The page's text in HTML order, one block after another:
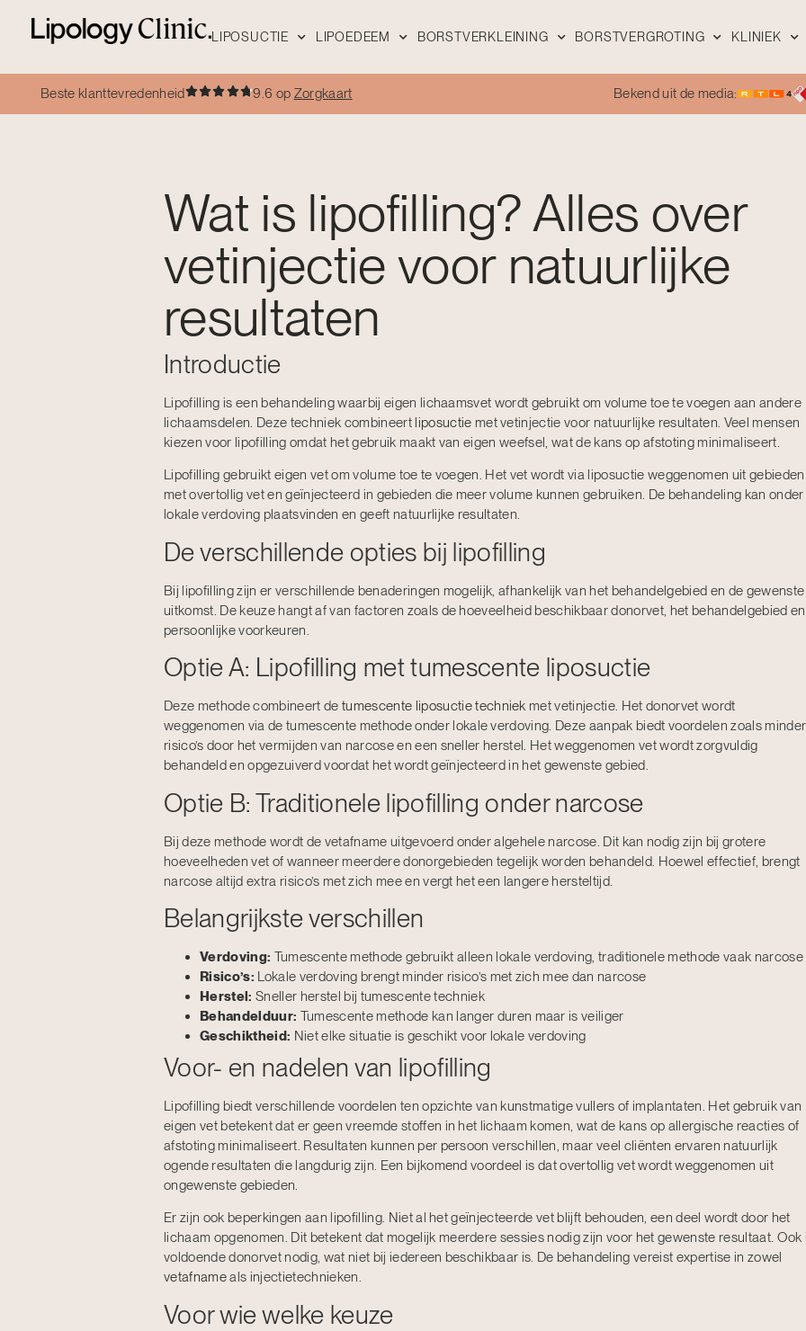
LIPOSUCTIE LIPOEDEEM BORSTVERKLEINING BORSTVERGROTING KLINIEK
Beste klanttevredenheid 9.6 op Zorgkaart Bekend uit de media:
Wat is lipofilling? Alles over
vetinjectie voor natuurlijke
resultaten
Introductie
Lipofilling is een behandeling waarbij eigen lichaamsvet wordt gebruikt om volume toe te voegen aan andere
lichaamsdelen. Deze techniek combineert liposuctie met vetinjectie voor natuurlijke resultaten. Veel mensen
kiezen voor lipofilling omdat het gebruik maakt van eigen weefsel, wat de kans op afstoting minimaliseert.
Lipofilling gebruikt eigen vet om volume toe te voegen. Het vet wordt via liposuctie weggenomen uit gebieden
met overtollig vet en geïnjecteerd in gebieden die meer volume kunnen gebruiken. De behandeling kan onder
lokale verdoving plaatsvinden en geeft natuurlijke resultaten.
De verschillende opties bij lipofilling
Bij lipofilling zijn er verschillende benaderingen mogelijk, afhankelijk van het behandelgebied en de gewenste
uitkomst. De keuze hangt af van factoren zoals de hoeveelheid beschikbaar donorvet, het behandelgebied en
persoonlijke voorkeuren.
Optie A: Lipofilling met tumescente liposuctie
Deze methode combineert de tumescente liposuctie techniek met vetinjectie. Het donorvet wordt
weggenomen via de tumescente methode onder lokale verdoving. Deze aanpak biedt voordelen zoals minder
risico’s door het vermijden van narcose en een sneller herstel. Het weggenomen vet wordt zorgvuldig
behandeld en opgezuiverd voordat het wordt geïnjecteerd in het gewenste gebied.
Optie B: Traditionele lipofilling onder narcose
Bij deze methode wordt de vetafname uitgevoerd onder algehele narcose. Dit kan nodig zijn bij grotere
hoeveelheden vet of wanneer meerdere donorgebieden tegelijk worden behandeld. Hoewel effectief, brengt
narcose altijd extra risico’s met zich mee en vergt het een langere hersteltijd.
Belangrijkste verschillen
Verdoving: Tumescente methode gebruikt alleen lokale verdoving, traditionele methode vaak narcose
Risico’s: Lokale verdoving brengt minder risico’s met zich mee dan narcose
Herstel: Sneller herstel bij tumescente techniek
Behandelduur: Tumescente methode kan langer duren maar is veiliger
Geschiktheid: Niet elke situatie is geschikt voor lokale verdoving
Voor- en nadelen van lipofilling
Lipofilling biedt verschillende voordelen ten opzichte van kunstmatige vullers of implantaten. Het gebruik van
eigen vet betekent dat er geen vreemde stoffen in het lichaam komen, wat de kans op allergische reacties of
afstoting minimaliseert. Resultaten kunnen per persoon verschillen, maar veel cliënten ervaren natuurlijk
ogende resultaten die langdurig zijn. Een bijkomend voordeel is dat overtollig vet wordt weggenomen uit
ongewenste gebieden.
Er zijn ook beperkingen aan lipofilling. Niet al het geïnjecteerde vet blijft behouden, een deel wordt door het
lichaam opgenomen. Dit betekent dat mogelijk meerdere sessies nodig zijn voor het gewenste resultaat. Ook
voldoende donorvet nodig, wat niet bij iedereen beschikbaar is. De behandeling vereist expertise in zowel
vetafnameals injectietechnieken.
Voor wie welke keuze